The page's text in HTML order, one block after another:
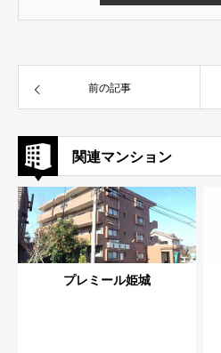
前の記事
関連マンション
プレミール姫城